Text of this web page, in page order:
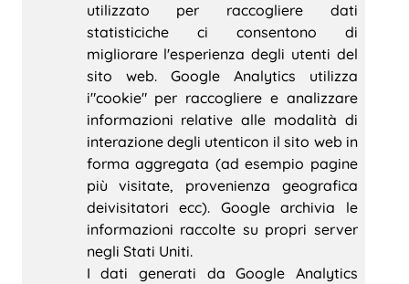
utilizzato per raccogliere dati
statisticiche ci consentono di
migliorare l'esperienza degli utenti del
sito web. Google Analytics utilizza
i"cookie" per raccogliere e analizzare
informazioni relative alle modalità di
interazione degli utenticon il sito web in
forma aggregata (ad esempio pagine
più visitate, provenienza geografica
deivisitatori ecc). Google archivia le
informazioni raccolte su propri server
negli Stati Uniti.
I dati generati da Google Analytics